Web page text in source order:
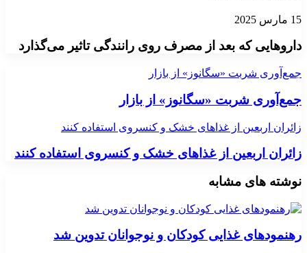
15 مارس 2025
داروهایی که بعد از مصرف روی رانندگی تاثیر می‌گذارد
جمع‌آوری شربت «سگانوز» از بازار
جمع‌آوری شربت «سگانوز» از بازار
زائران اربعین از غذاهای خشک و کنسروی استفاده کنند
زائران اربعین از غذاهای خشک و کنسروی استفاده کنند
نوشته های مشابه
رهنمودهای غذایی کودکان و نوجوانان تدوین شد